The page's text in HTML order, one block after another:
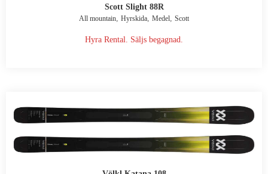
Scott Slight 88R
All mountain Hyrskida Medel Scott
Hyra Rental. Säljs begagnad.